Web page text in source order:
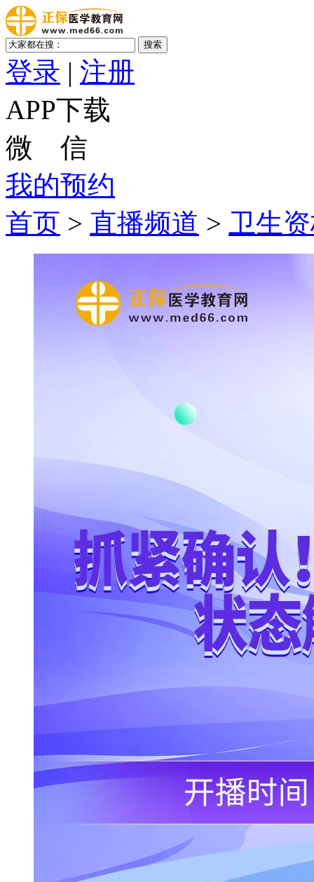
登录 | 注册
APP下载
微 信
我的预约
首页 > 直播频道 > 卫生